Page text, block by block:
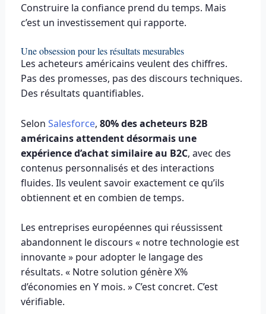
Construire la confiance prend du temps. Mais
c’est un investissement qui rapporte.
Une obsession pour les résultats mesurables
Les acheteurs américains veulent des chiffres.
Pas des promesses, pas des discours techniques.
Des résultats quantifiables.
Selon Salesforce, 80% des acheteurs B2B
américains attendent désormais une
expérience d’achat similaire au B2C, avec des
contenus personnalisés et des interactions
fluides. Ils veulent savoir exactement ce qu’ils
obtiennent et en combien de temps.
Les entreprises européennes qui réussissent
abandonnent le discours « notre technologie est
innovante » pour adopter le langage des
résultats. « Notre solution génère X%
d’économies en Y mois. » C’est concret. C’est
vérifiable.